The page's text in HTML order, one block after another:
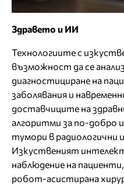
Здравето и ИИ
Технологиите с
възможност да се
диагностициране на
заболявания и
доставчиците на
алгоритми за по-добро
тумори в радиологични
Изкуственият интелект
наблюдение на
робот-асистирана